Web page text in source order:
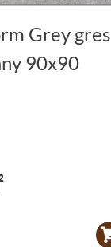
Grey gres
90x90